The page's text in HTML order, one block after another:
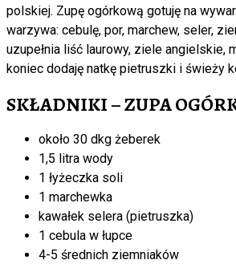
polskiej. Zupę ogórkową gotuję na
warzywa: cebulę, por, marchew, seler,
uzupełnia liść laurowy, ziele angielskie,
koniec dodaję natkę pietruszki i świeży
SKŁADNIKI – ZUPA
około 30 dkg żeberek
1,5 litra wody
1 łyżeczka soli
1 marchewka
kawałek selera (pietruszka)
1 cebula w łupce
4-5 średnich ziemniaków